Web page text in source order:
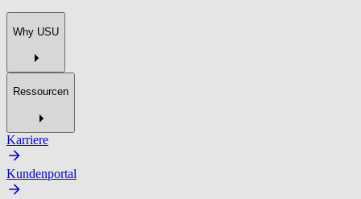
Why USU
Ressourcen
Karriere
Kundenportal